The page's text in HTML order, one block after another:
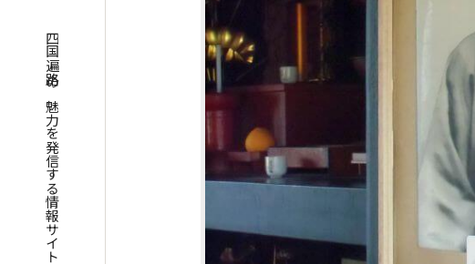
四国遍路の魅力を発信する情報サイト